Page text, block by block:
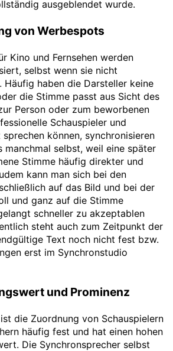
ausgeblendet wurde.
von Werbespots
Kino und Fernsehen werden
selbst wenn sie nicht
Häufig haben die Darsteller keine
die Stimme passt aus Sicht des
Person oder zum beworbenen
Schauspieler und
können, synchronisieren
manchmal selbst, weil eine später
Stimme häufig direkter und
kann man sich bei den
auf das Bild und bei der
und ganz auf die Stimme
schneller zu akzeptablen
steht auch zum Zeitpunkt der
Text noch nicht fest bzw.
erst im Synchronstudio
und Prominenz
die Zuordnung von Schauspielern
häufig fest und hat einen hohen
Die Synchronsprecher selbst